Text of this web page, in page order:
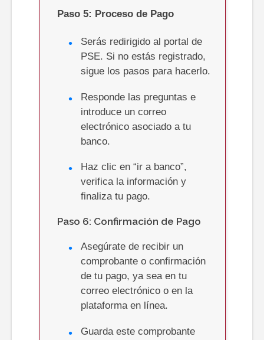
Paso 5: Proceso de Pago
Serás redirigido al portal de
PSE. Si no estás registrado,
sigue los pasos para hacerlo.
Responde las preguntas e
introduce un correo
electrónico asociado a tu
banco.
Haz clic en “ir a banco”,
verifica la información y
finaliza tu pago.
Paso 6: Confirmación de Pago
Asegúrate de recibir un
comprobante o confirmación
de tu pago, ya sea en tu
correo electrónico o en la
plataforma en línea.
Guarda este comprobante